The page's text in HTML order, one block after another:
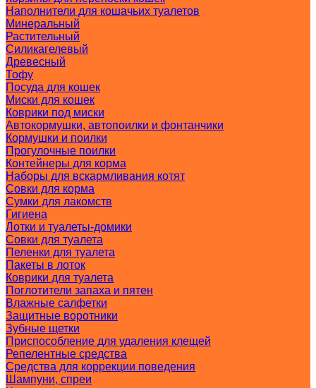
Наполнители для кошачьих туалетов
Минеральный
Растительный
Силикагелевый
Древесный
Тофу
Посуда для кошек
Миски для кошек
Коврики под миски
Автокормушки, автопоилки и фонтанчики
Кормушки и поилки
Прогулочные поилки
Контейнеры для корма
Наборы для вскармливания котят
Совки для корма
Сумки для лакомств
Гигиена
Лотки и туалеты-домики
Совки для туалета
Пеленки для туалета
Пакеты в лоток
Коврики для туалета
Поглотители запаха и пятен
Влажные салфетки
Защитные воротники
Зубные щетки
Приспособление для удаления клещей
Репелентные средства
Средства для коррекции поведения
Шампуни, спреи